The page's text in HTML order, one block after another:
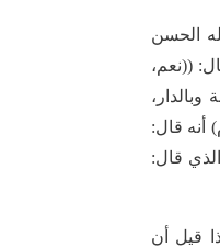
الحسن
((نعم،
السلام) أنه قال:
الكريم الذي قال:
قيل أن